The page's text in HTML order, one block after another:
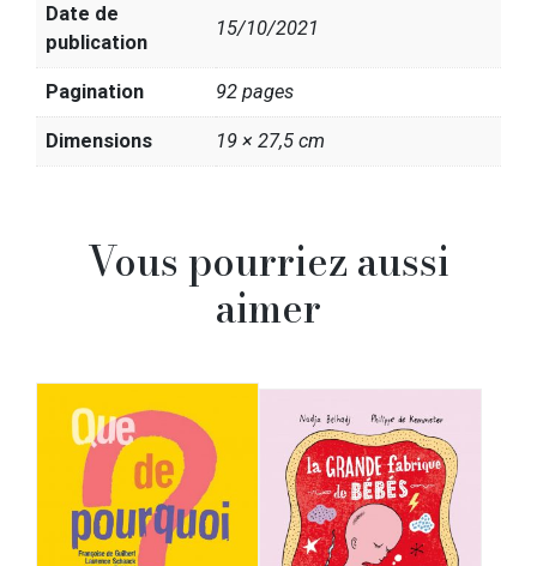
Date de
publication
15/10/2021
Pagination 92 pages
Dimensions 19 × 27,5 cm
Vous pourriez aussi
aimer